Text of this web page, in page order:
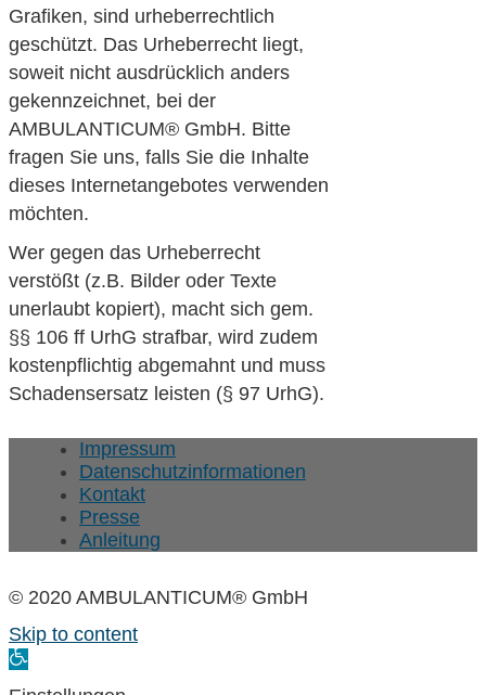
Grafiken, sind urheberrechtlich
geschützt. Das Urheberrecht liegt,
soweit nicht ausdrücklich anders
gekennzeichnet, bei der
AMBULANTICUM® GmbH. Bitte
fragen Sie uns, falls Sie die Inhalte
dieses Internetangebotes verwenden
möchten.
Wer gegen das Urheberrecht
verstößt (z.B. Bilder oder Texte
unerlaubt kopiert), macht sich gem.
§§ 106 ff UrhG strafbar, wird zudem
kostenpflichtig abgemahnt und muss
Schadensersatz leisten (§ 97 UrhG).
Impressum
Datenschutzinformationen
Kontakt
Presse
Anleitung
© 2020 AMBULANTICUM® GmbH
Skip to content
Open